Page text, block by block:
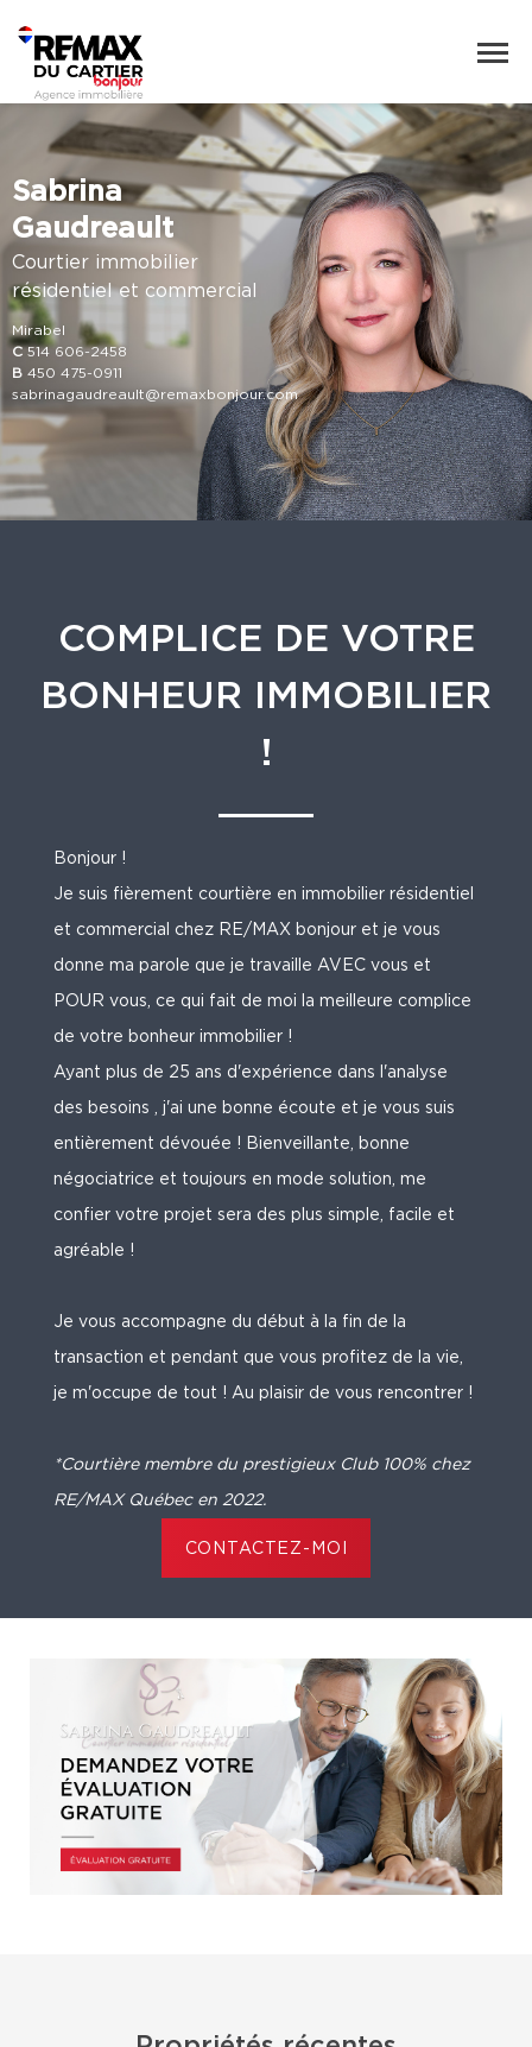
Sabrina
Gaudreault
Courtier immobilier
résidentiel et commercial
Mirabel
C 514 606-2458
B 450 475-0911
sabrinagaudreault@remaxbonjour.com
COMPLICE DE VOTRE
BONHEUR IMMOBILIER
!
Bonjour !
Je suis fièrement courtière en immobilier résidentiel
et commercial chez RE/MAX bonjour et je vous
donne ma parole que je travaille AVEC vous et
POUR vous, ce qui fait de moi la meilleure complice
de votre bonheur immobilier !
Ayant plus de 25 ans d'expérience dans l'analyse
des besoins , j'ai une bonne écoute et je vous suis
entièrement dévouée ! Bienveillante, bonne
négociatrice et toujours en mode solution, me
confier votre projet sera des plus simple, facile et
agréable !
Je vous accompagne du début à la fin de la
transaction et pendant que vous profitez de la vie,
je m'occupe de tout ! Au plaisir de vous rencontrer !
*Courtière membre du prestigieux Club 100% chez
RE/MAX Québec en 2022.
CONTACTEZ-MOI